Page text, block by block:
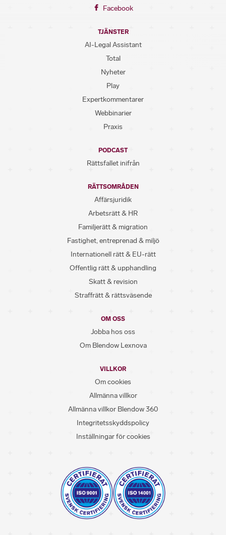
Facebook
TJÄNSTER
AI-Legal Assistant
Total
Nyheter
Play
Expertkommentarer
Webbinarier
Praxis
PODCAST
Rättsfallet inifrån
RÄTTSOMRÅDEN
Affärsjuridik
Arbetsrätt & HR
Familjerätt & migration
Fastighet, entreprenad & miljö
Internationell rätt & EU-rätt
Offentlig rätt & upphandling
Skatt & revision
Straffrätt & rättsväsende
OM OSS
Jobba hos oss
Om Blendow Lexnova
VILLKOR
Om cookies
Allmänna villkor
Allmänna villkor Blendow 360
Integritetsskyddspolicy
Inställningar för cookies